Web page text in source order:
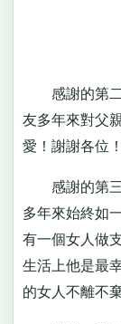
感謝的第二
友多年來對父
愛！謝謝各位！
感謝的第三
多年來始終如
有一個女人做
生活上他是最
的女人不離不